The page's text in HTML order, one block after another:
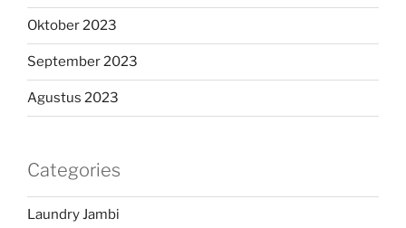
Oktober 2023
September 2023
Agustus 2023
Categories
Laundry Jambi